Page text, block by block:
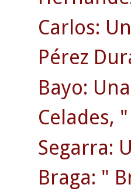
Carlos:
Pérez
Bayo:
Celades,
Segarra:
Braga: "